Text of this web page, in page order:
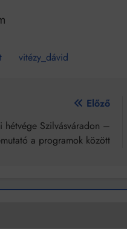
vitézy_dávid
Előző
hétvége Szilvásváradon –
a programok között